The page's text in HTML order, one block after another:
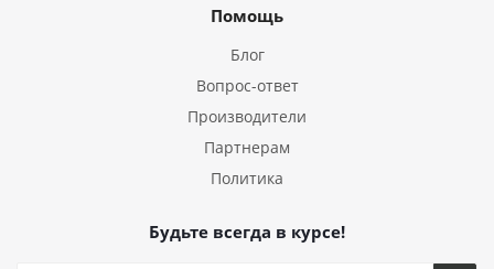
Помощь
Блог
Вопрос-ответ
Производители
Партнерам
Политика
Будьте всегда в курсе!